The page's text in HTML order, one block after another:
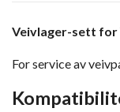
Veivlager-sett for
For service av